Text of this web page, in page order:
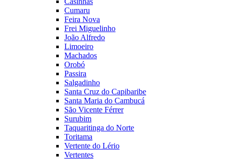
Cumaru
Feira Nova
Frei Miguelinho
João Alfredo
Limoeiro
Machados
Orobó
Passira
Salgadinho
Santa Cruz do Capibaribe
Santa Maria do Cambucá
São Vicente Férrer
Surubim
Taquaritinga do Norte
Toritama
Vertente do Lério
Vertentes